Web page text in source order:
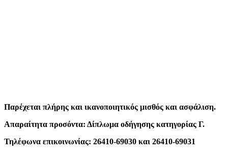
Παρέχεται πλήρης και ικανοποιητικός μισθός και ασφάλιση.
Απαραίτητα προσόντα: Δίπλωμα οδήγησης κατηγορίας Γ.
Τηλέφωνα επικοινωνίας: 26410-69030 και 26410-69031